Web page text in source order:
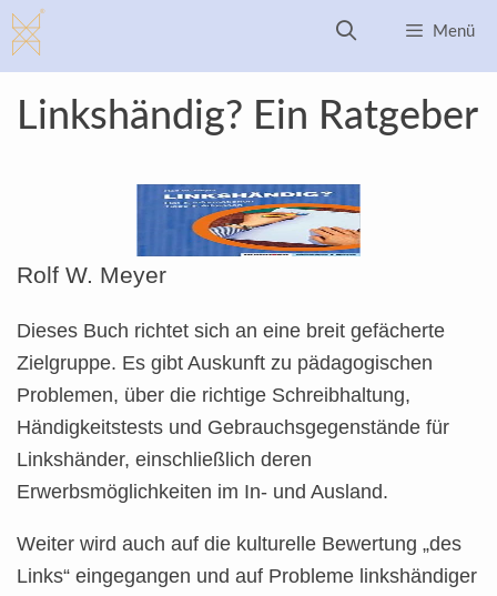
Zum
Inhalt
springen
Menü
Linkshändig? Ein Ratgeber
Rolf W. Meyer
Dieses Buch richtet sich an eine breit gefächerte
Zielgruppe. Es gibt Auskunft zu pädagogischen
Problemen, über die richtige Schreibhaltung,
Händigkeitstests und Gebrauchsgegenstände für
Linkshänder, einschließlich deren
Erwerbsmöglichkeiten im In- und Ausland.
Weiter wird auch auf die kulturelle Bewertung „des
Links“ eingegangen und auf Probleme linkshändiger